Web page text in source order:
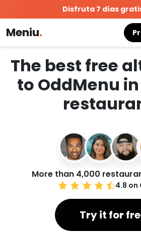
Disfruta 7 días
Meniu.
The best free
to OddMenu
More than 4,000
4.8 on
Try it for